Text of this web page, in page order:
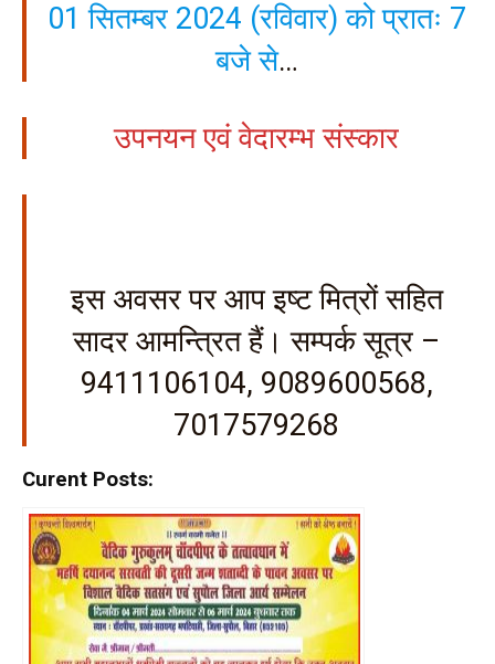
01 सितम्बर 2024 (रविवार) को प्रातः 7
बजे से…
उपनयन एवं वेदारम्भ संस्कार
इस अवसर पर आप इष्ट मित्रों सहित
सादर आमन्त्रित हैं। सम्पर्क सूत्र –
9411106104, 9089600568,
7017579268
Curent Posts: